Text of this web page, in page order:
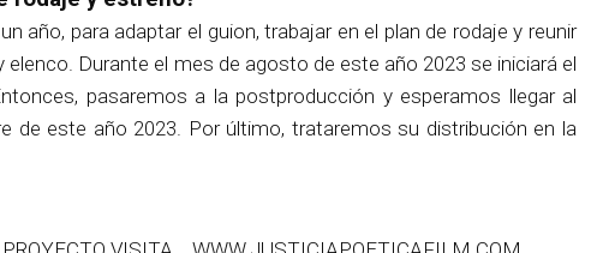
año, para adaptar el guion, trabajar en el plan de rodaje y reunir
Durante el mes de agosto de este año 2023 se iniciará el
pasaremos a la postproducción y esperamos llegar al
de este año 2023. Por último, trataremos su distribución en la